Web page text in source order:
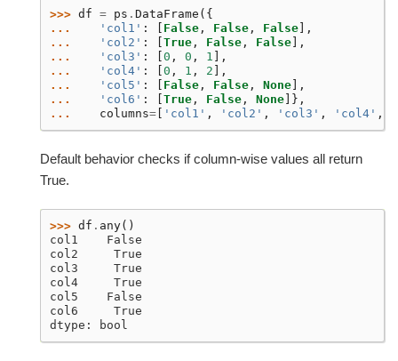
>>> df = ps . DataFrame ({
...
'col1' : False , False , False ],
...
'col2' : True , False , False ],
...
'col3' : 0 , 0 , 1 ],
...
'col4' : 0 , 1 , 2 ],
...
'col5' : False , False , None ],
...
'col6' : True , False , None ]},
...
columns= 'col1' , 'col2' , 'col3' , 'col4' ,
Default behavior checks if column-wise values all return
True.
>>> df . any()
col1    False
col2     True
col3     True
col4     True
col5    False
col6     True
dtype: bool